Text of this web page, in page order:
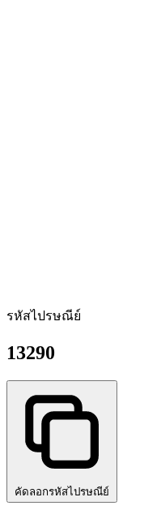
รหัสไปรษณีย์
13290
คัดลอกรหัสไปรษณีย์